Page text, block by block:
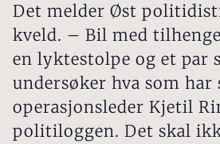
Det melder Øst
kveld. – Bil med
en lyktestolpe og et par
undersøker hva som har
operasjonsleder Kjetil
politiloggen. Det skal